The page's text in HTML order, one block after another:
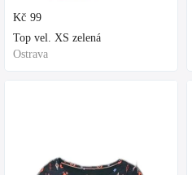
Kč 99
Top vel. XS zelená
Ostrava